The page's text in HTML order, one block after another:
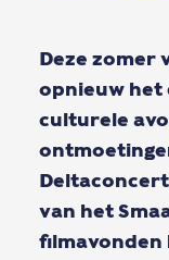
Deze zomer
opnieuw het
culturele
van het
filmavonden